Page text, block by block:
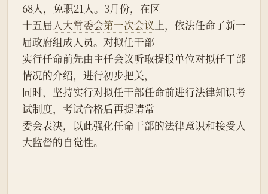
68人，免职21人。3月份，在区
十五届人大常委会第一次会议 上，依法任命了新一
届政府组成人员。对拟任干部
实行任命前先由主任会议听取提报单位对拟任干部
情况的介绍，进行初步把关，
同时，坚持实行对拟任干部任命前进行法律知识考
试制度，考试合格后再提请常
委会表决，以此强化任命干部的法律意识和接受人
大监督的自觉性。